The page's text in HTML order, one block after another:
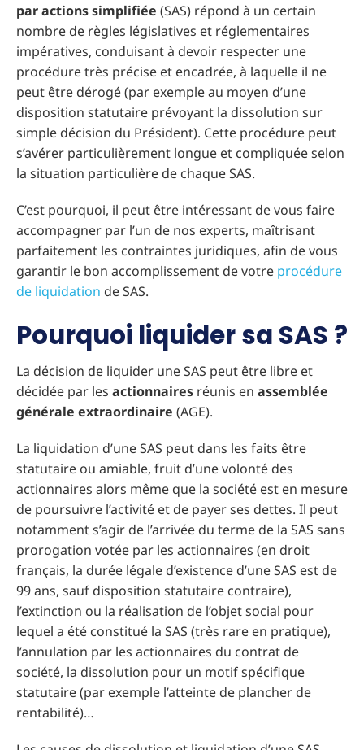
par actions simplifiée (SAS) répond à un certain
nombre de règles législatives et réglementaires
impératives, conduisant à devoir respecter une
procédure très précise et encadrée, à laquelle il ne
peut être dérogé (par exemple au moyen d’une
disposition statutaire prévoyant la dissolution sur
simple décision du Président). Cette procédure peut
s’avérer particulièrement longue et compliquée selon
la situation particulière de chaque SAS.
C’est pourquoi, il peut être intéressant de vous faire
accompagner par l’un de nos experts, maîtrisant
parfaitement les contraintes juridiques, afin de vous
garantir le bon accomplissement de votre procédure
de liquidation de SAS.
Pourquoi liquider sa SAS ?
La décision de liquider une SAS peut être libre et
décidée par les actionnaires réunis en assemblée
générale extraordinaire (AGE).
La liquidation d’une SAS peut dans les faits être
statutaire ou amiable, fruit d’une volonté des
actionnaires alors même que la société est en mesure
de poursuivre l’activité et de payer ses dettes. Il peut
notamment s’agir de l’arrivée du terme de la SAS sans
prorogation votée par les actionnaires (en droit
français, la durée légale d’existence d’une SAS est de
99 ans, sauf disposition statutaire contraire),
l’extinction ou la réalisation de l’objet social pour
lequel a été constitué la SAS (très rare en pratique),
l’annulation par les actionnaires du contrat de
société, la dissolution pour un motif spécifique
statutaire (par exemple l’atteinte de plancher de
rentabilité)…